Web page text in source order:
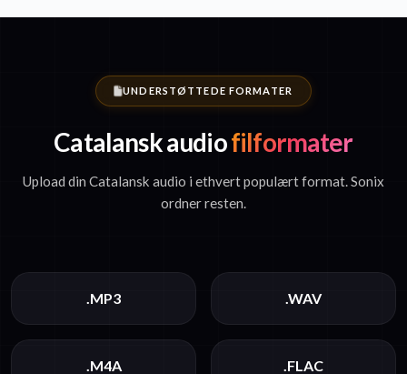
UNDERSTØTTEDE FORMATER
Catalansk audiofilformater
Upload din Catalansk audio i ethvert populært format. Sonix
ordner resten.
.MP3 .WAV
.M4A .FLAC